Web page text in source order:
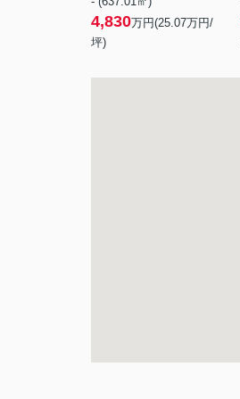
4,830万円(25.07万円/
坪)